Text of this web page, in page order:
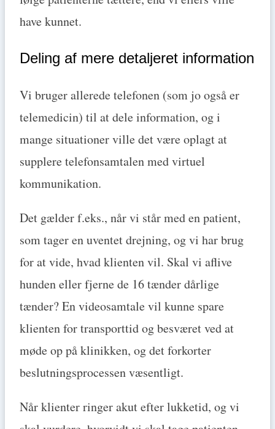
have kunnet.
Deling af mere detaljeret information
Vi bruger allerede telefonen (som jo også er
telemedicin) til at dele information, og i
mange situationer ville det være oplagt at
supplere telefonsamtalen med virtuel
kommunikation.
Det gælder f.eks., når vi står med en patient,
som tager en uventet drejning, og vi har brug
for at vide, hvad klienten vil. Skal vi aflive
hunden eller fjerne de 16 tænder dårlige
tænder? En videosamtale vil kunne spare
klienten for transporttid og besværet ved at
møde op på klinikken, og det forkorter
beslutningsprocessen væsentligt.
Når klienter ringer akut efter lukketid, og vi